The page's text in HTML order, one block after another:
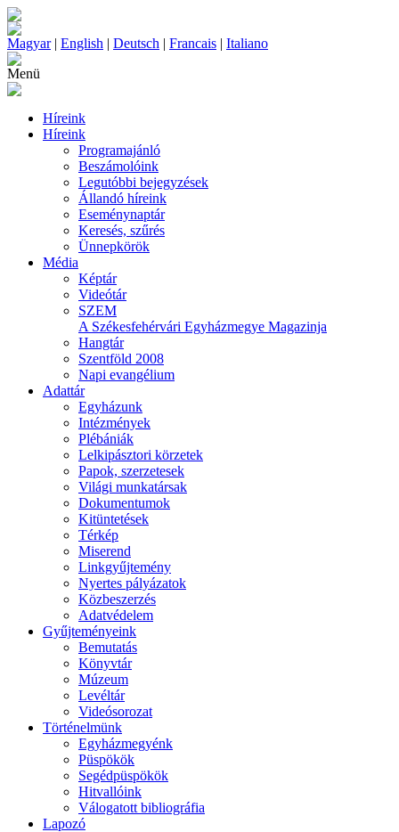
Magyar| English | Deutsch | Francais | Italiano
Menü
Híreink
Híreink
Programajánló
Beszámolóink
Legutóbbi bejegyzések
Állandó híreink
Eseménynaptár
Keresés, szűrés
Ünnepkörök
Média
Képtár
Videótár
SZEM
A Székesfehérvári Egyházmegye Magazinja
Hangtár
Szentföld 2008
Napi evangélium
Adattár
Egyházunk
Intézmények
Plébániák
Lelkipásztori körzetek
Papok, szerzetesek
Világi munkatársak
Dokumentumok
Kitüntetések
Térkép
Miserend
Linkgyűjtemény
Nyertes pályázatok
Közbeszerzés
Adatvédelem
Gyűjteményeink
Bemutatás
Könyvtár
Múzeum
Levéltár
Videósorozat
Történelmünk
Egyházmegyénk
Püspökök
Segédpüspökök
Hitvallóink
Válogatott bibliográfia
Lapozó